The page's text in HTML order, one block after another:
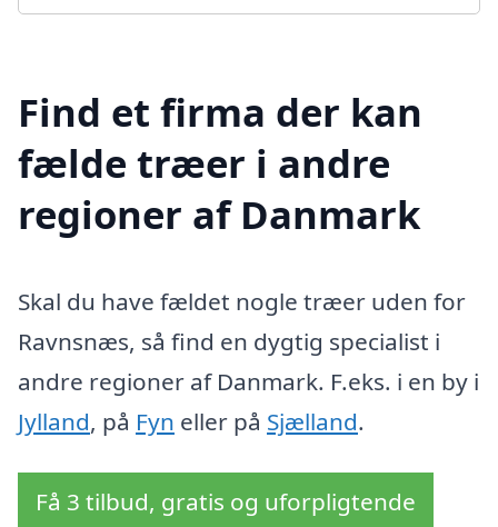
Find et firma der kan
fælde træer i andre
regioner af Danmark
Skal du have fældet nogle træer uden for
Ravnsnæs, så find en dygtig specialist i
andre regioner af Danmark. F.eks. i en by i
Jylland, på Fyn eller på Sjælland.
Få 3 tilbud, gratis og uforpligtende